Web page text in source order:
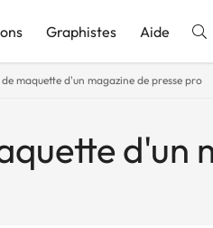
Graphistes Aide
maquette d'un magazine de presse pro
d'un